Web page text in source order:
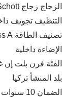
الزجاج زجاج Schott ألماني متعدد الطبقات سهل التنظيف
التنظيف تجويف
تصنيف الطاقة Class A
الإضاءة داخلية
الفئة فرن بلت إن
بلد المنشأ تركيا
الضمان 10 سنوات